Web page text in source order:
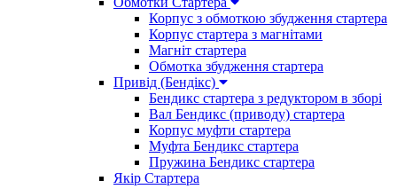
Корпус з обмоткою збудження стартера
Корпус стартера з магнітами
Магніт стартера
Обмотка збудження стартера
Привід (Бендікс)
Бендикс стартера з редуктором в зборі
Вал Бендикс (приводу) стартера
Корпус муфти стартера
Муфта Бендикс стартера
Пружина Бендикс стартера
Якір Стартера